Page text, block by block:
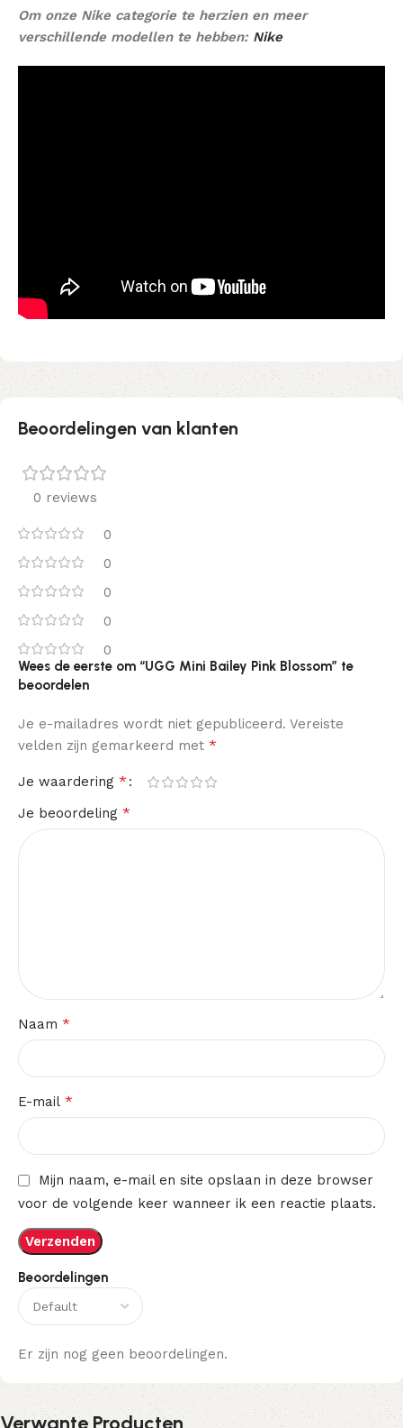
Om onze Nike categorie te herzien en meer
verschillende modellen te hebben: Nike
Beoordelingen van klanten
0 reviews
0
0
0
0
0
Beoordelingen
Er zijn nog geen beoordelingen.
Wees de eerste om “UGG Mini Bailey Pink Blossom” te
beoordelen
Je e-mailadres wordt niet gepubliceerd. Vereiste
velden zijn gemarkeerd met *
Je waardering *
Je beoordeling *
Naam *
E-mail *
Mijn naam, e-mail en site opslaan in deze browser
voor de volgende keer wanneer ik een reactie plaats.
Verwante Producten